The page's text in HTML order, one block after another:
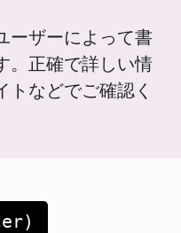
ーザーによって書
。正確で詳しい情
トなどでご確認く